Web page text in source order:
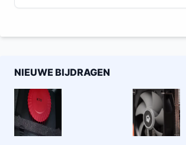
NIEUWE BIJDRAGEN